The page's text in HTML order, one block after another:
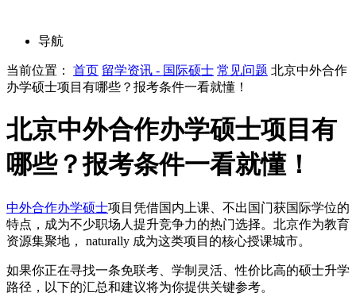
导航
当前位置： 首页 留学资讯 - 国际硕士 常见问题 北京中外合作
办学硕士项目有哪些？报考条件一看就懂！
北京中外合作办学硕士项目有
哪些？报考条件一看就懂！
中外合作办学硕士项目凭借国内上课、不出国门获国际学位的
特点，成为不少职场人提升竞争力的热门选择。北京作为教育
资源集聚地， naturally 成为这类项目的核心授课城市。
如果你正在寻找一条免联考、学制灵活、性价比高的硕士升学
路径，以下的汇总和建议将为你提供关键参考。